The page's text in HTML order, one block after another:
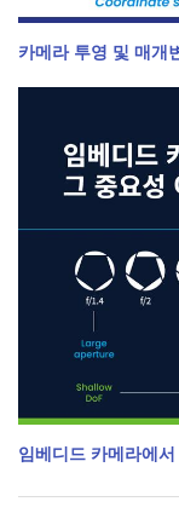
카메라 투영 및 매개
임베디드 카메라에